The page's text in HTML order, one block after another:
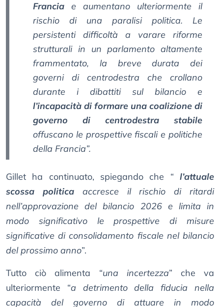
Francia e aumentano ulteriormente il
rischio di una paralisi politica. Le
persistenti difficoltà a varare riforme
strutturali in un parlamento altamente
frammentato, la breve durata dei
governi di centrodestra che crollano
durante i dibattiti sul bilancio e
l’incapacità di formare una coalizione di
governo di centrodestra stabile
offuscano le prospettive fiscali e politiche
della Francia”.
Gillet ha continuato, spiegando che “ l’attuale
scossa politicaaccresce il rischio di ritardi
nell’approvazione del bilancio 2026 e limita in
modo significativo le prospettive di misure
significative di consolidamento fiscale nel bilancio
del prossimo anno”.
Tutto ciò alimenta “una incertezza” che va
ulteriormente “a detrimento della fiducia nella
capacità del governo di attuare in modo